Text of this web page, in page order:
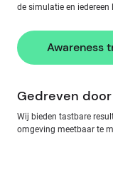
de simulatie en iedereen
Awareness
Gedreven
Wij bieden tastbare
omgeving meetbaar te